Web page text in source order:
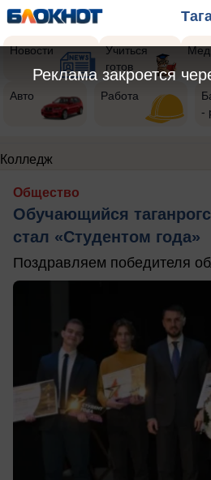
Новости
Учиться
готов
Авто Работа
-
Колледж
Общество
Обучающийся
стал «Студентом года»
Поздравляем победителя
Реклама закроется